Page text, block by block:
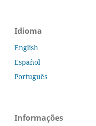
Idioma
English
Español
Português
Informações